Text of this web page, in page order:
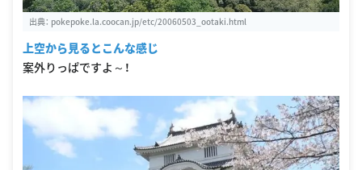
出典： pokepoke.la.coocan.jp/etc/20060503_ootaki.html
上空から見るとこんな感じ
案外りっぱですよ～！